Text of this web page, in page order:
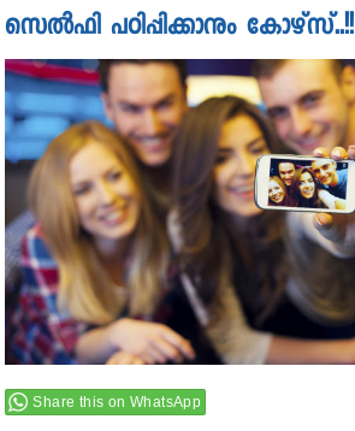
സെല്‍ഫി പഠിപ്പിക്കാനും കോഴ്‍സ്..!!
Share this on WhatsApp